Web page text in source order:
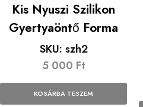
Kis Nyuszi Szilikon
Gyertyaöntő Forma
SKU: szh2
5 000 Ft
KOSÁRBA TESZEM